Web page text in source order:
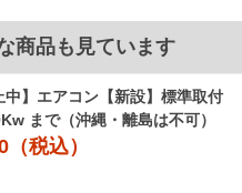
商品も見ています
中】エアコン【新設】標準取付
まで（沖縄・離島は不可）
（税込）